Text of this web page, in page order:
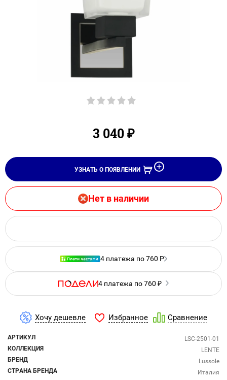
3 040₽
УЗНАТЬ О ПОЯВЛЕНИИ
Нет в наличии
4 платежа по 760 ₽
4 платежа по 760 Р
Хочу дешевле Избранное Сравнение
АРТИКУЛ
LSC-2501-01
КОЛЛЕКЦИЯ
LENTE
БРЕНД
Lussole
СТРАНА БРЕНДА
Италия